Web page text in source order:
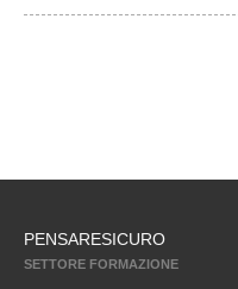
PENSARESICURO
SETTORE FORMAZIONE